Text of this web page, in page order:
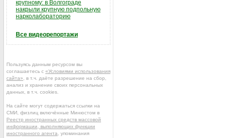
крупному: в Волгограде
накрыли крупную подпольную
нарколабораторию
Все видеорепортажи
Пользуясь данным ресурсом вы
соглашаетесь с «Условиями использования
сайта» , в т.ч. даёте разрешение на сбор,
анализ и хранение своих персональных
данных, в т.ч. cookies.
На сайте могут содержаться ссылки на
СМИ, физлиц включённые Минюстом в
Реестр иностранных средств массовой
информации, выполняющих функции
иностранного агента , упоминания